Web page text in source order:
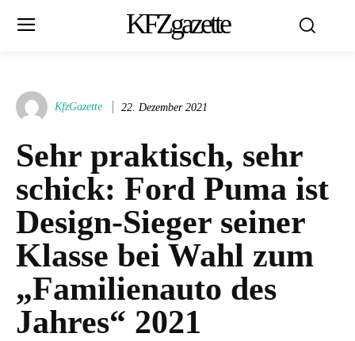
KFZgazette
KfzGazette 22. Dezember 2021
Sehr praktisch, sehr
schick: Ford Puma ist
Design-Sieger seiner
Klasse bei Wahl zum
„Familienauto des
Jahres“ 2021